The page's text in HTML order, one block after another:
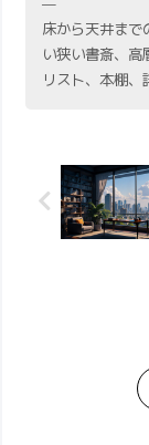
床から天井まで
い狭い書斎、
リスト、本棚、